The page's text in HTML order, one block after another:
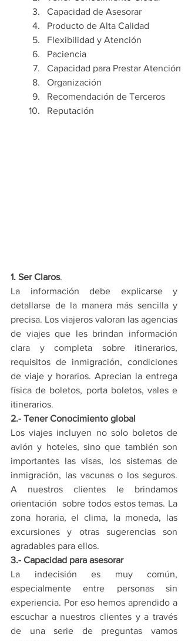
Capacidad de Asesorar
Producto de Alta Calidad
Flexibilidad y Atención
Paciencia
Capacidad para Prestar Atención
Organización
Recomendación de Terceros
Reputación
1. Ser Claros.
La información debe explicarse y
detallarse de la manera más sencilla y
precisa. Los viajeros valoran las agencias
de viajes que les brindan información
clara y completa sobre itinerarios,
requisitos de inmigración, condiciones
de viaje y horarios. Aprecian la entrega
física de boletos, porta boletos, vales e
itinerarios.
2.- Tener Conocimiento global
Los viajes incluyen no solo boletos de
avión y hoteles, sino que también son
importantes las visas, los sistemas de
inmigración, las vacunas o los seguros.
A nuestros clientes le brindamos
orientación  sobre todos estos temas. La
zona horaria, el clima, la moneda, las
excursiones y otras sugerencias son
agradables para ellos.
3.- Capacidad para asesorar
La indecisión es muy común,
especialmente entre personas sin
experiencia. Por eso hemos aprendido a
escuchar a nuestros clientes y a través
de una serie de preguntas vamos